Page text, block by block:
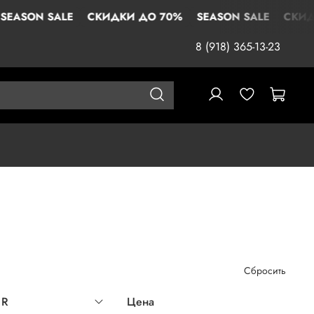
СКИДКИ ДО 70% SEASON SALE СКИДКИ ДО
8 (918) 365-13-23
Сбросить
Цена